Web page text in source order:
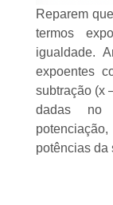
Reparem
termos
igualdade.
expoentes
subtração (x
dadas no
potências da